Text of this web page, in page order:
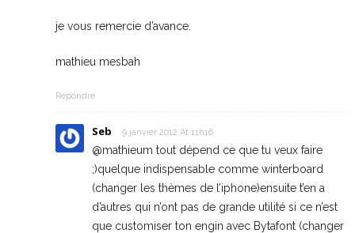
je vous remercie d’avance.
mathieu mesbah
Répondre
Seb 9 janvier 2012 At 11h16
@mathieum tout dépend ce que tu veux faire
;)quelque indispensable comme winterboard
(changer les thèmes de l’iphone)ensuite t’en a
d’autres qui n’ont pas de grande utilité si ce n’est
que customiser ton engin avec Bytafont (changer